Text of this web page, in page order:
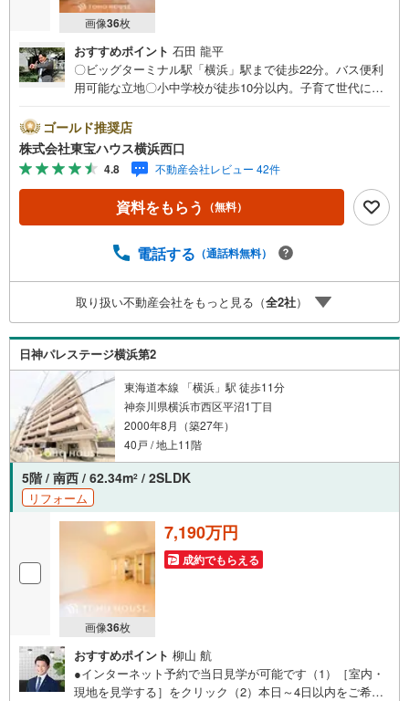
画像36枚
おすすめポイント 石田 龍平
〇ビッグターミナル駅「横浜」駅まで徒歩22分。バス便利
用可能な立地〇小中学校が徒歩10分以内。子育て世代に嬉
適にスタートできますーーーーYahoo！ 不動産キャンペー
ン対象店舗ーーーー当店で物件を成約するとPayPayボーナ
スライトがもらえる「Yahoo！ 不動産 物件ご成約キャンペ
ーン」の対象になります。「資料をもらう」「見学予約を
する」ボタンからお問い合わせください。※必ずYahoo！ J
APAN IDでログインしてください。※PayPayボーナスライ
です。ーーーーーーーーーーーーーーーーーーーーーーー
利）※上記金利は 2026年8月時点 のものであり、実際の適
用金利は融資実行時のものとなります。金利情勢により表
記の返済額と異なる場合があります。ーーーーーーーーー
ーーーーーーーーーーーーーーーー
ゴールド推奨店
株式会社東宝ハウス横浜西口
4.8 不動産会社レビュー 42件
資料をもらう （無料）
電話する （通話料無料）
取り扱い不動産会社をもっと見る（全2社）
日神パレステージ横浜第2
東海道本線 「横浜」駅 徒歩11分
神奈川県横浜市西区平沼1丁目
2000年8月（築27年）
40戸 / 地上11階
5階 / 南西 / 62.34m2 / 2SLDK
リフォーム
画像36枚
7,190万円
成約でもらえる
おすすめポイント 柳山 航
●インターネット予約で当日見学が可能です（1）［室内・
現地を見学する］をクリック（2）本日～4日以内をご希望